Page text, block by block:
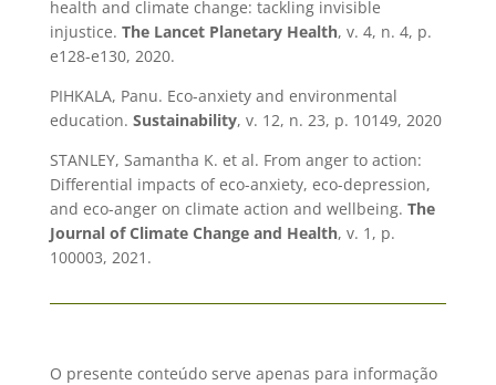
health and climate change: tackling invisible
injustice. The Lancet Planetary Health, v. 4, n. 4, p.
e128-e130, 2020.
PIHKALA, Panu. Eco-anxiety and environmental
education. Sustainability, v. 12, n. 23, p. 10149, 2020
STANLEY, Samantha K. et al. From anger to action:
Differential impacts of eco-anxiety, eco-depression,
and eco-anger on climate action and wellbeing. The
Journal of Climate Change and Health, v. 1, p.
100003, 2021.
O presente conteúdo serve apenas para informação